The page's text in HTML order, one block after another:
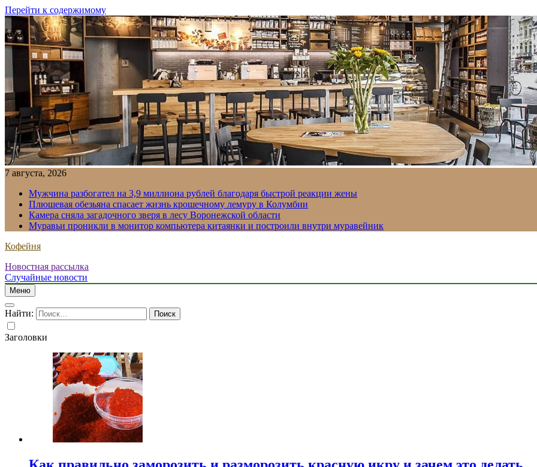
Перейти к содержимому
7 августа, 2026
Мужчина разбогател на 3,9 миллиона рублей благодаря быстрой реакции жены
Плюшевая обезьяна спасает жизнь крошечному лемуру в Колумбии
Камера сняла загадочного зверя в лесу Воронежской области
Муравьи проникли в монитор компьютера китаянки и построили внутри муравейник
Кофейня
Новостная рассылка
Случайные новости
Меню
Найти:
Заголовки